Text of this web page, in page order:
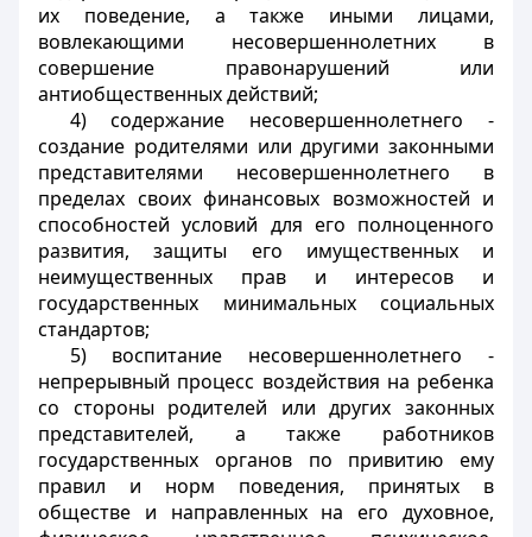
их поведение, а также иными лицами,
вовлекающими несовершеннолетних в
совершение правонарушений или
антиобщественных действий;
4) содержание несовершеннолетнего -
создание родителями или другими законными
представителями несовершеннолетнего в
пределах своих финансовых возможностей и
способностей условий для его полноценного
развития, защиты его имущественных и
неимущественных прав и интересов и
государственных минимальных социальных
стандартов;
5) воспитание несовершеннолетнего -
непрерывный процесс воздействия на ребенка
со стороны родителей или других законных
представителей, а также работников
государственных органов по привитию ему
правил и норм поведения, принятых в
обществе и направленных на его духовное,